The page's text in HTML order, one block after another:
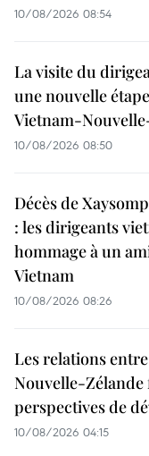
10/08/2026 08:54
La visite du
une nouvelle
Vietnam-
10/08/2026 08:50
Décès de
: les dirigeants
hommage à un
Vietnam
10/08/2026 08:26
Les relations
Nouvelle-Zélande
perspectives de
10/08/2026 04:15